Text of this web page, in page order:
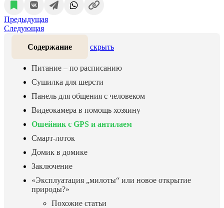
Предыдущая
Следующая
Содержание скрыть
Питание – по расписанию
Сушилка для шерсти
Панель для общения с человеком
Видеокамера в помощь хозяину
Ошейник с GPS и антилаем
Смарт-лоток
Домик в домике
Заключение
«Эксплуатация „милоты“ или новое открытие
природы?»
Похожие статьи